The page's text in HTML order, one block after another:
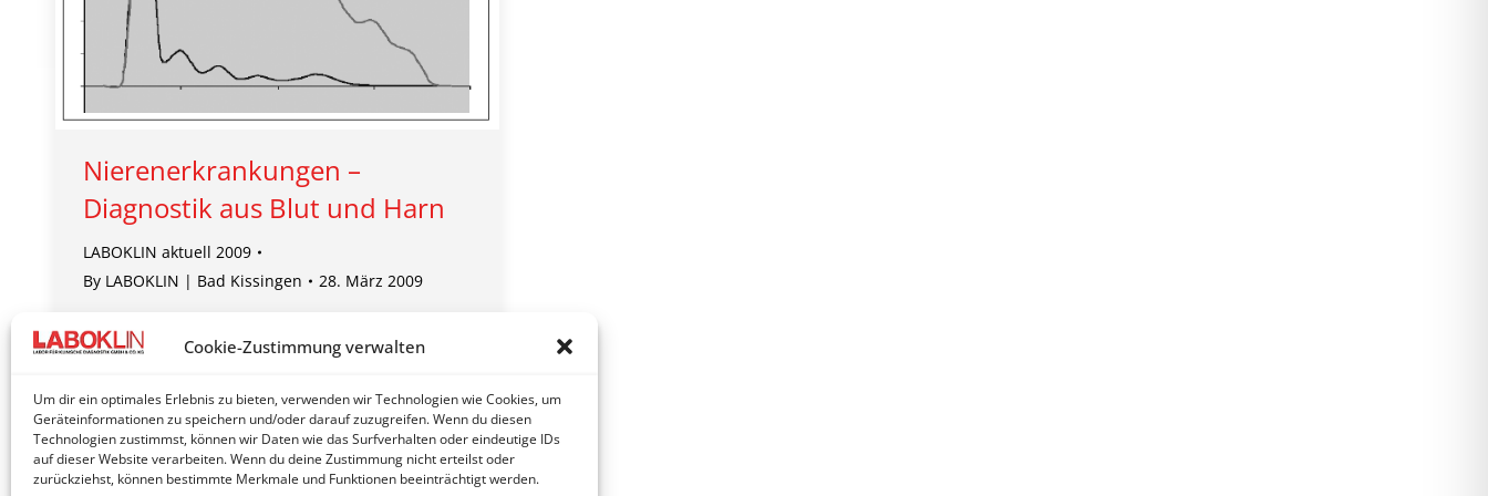
Cookie-Zustimmung verwalten
Um dir ein optimales Erlebnis zu bieten, verwenden wir Technologien wie Cookies, um
Geräteinformationen zu speichern und/oder darauf zuzugreifen. Wenn du diesen
Technologien zustimmst, können wir Daten wie das Surfverhalten oder eindeutige IDs
auf dieser Website verarbeiten. Wenn du deine Zustimmung nicht erteilst oder
zurückziehst, können bestimmte Merkmale und Funktionen beeinträchtigt werden.
Nierenerkrankungen –
Diagnostik aus Blut und Harn
LABOKLIN aktuell 2009
By LABOKLIN | Bad Kissingen 28. März 2009
Basisfunktion der Niere frühzeitig und am
Organs.